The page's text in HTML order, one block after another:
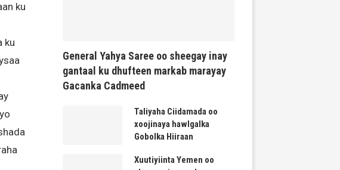
ku
ku
General Yahya Saree oo sheegay inay
gantaal ku dhufteen markab marayay
Gacanka Cadmeed
Taliyaha Ciidamada oo
xoojinaya hawlgalka
Gobolka Hiiraan
Xuutiyiinta Yemen oo